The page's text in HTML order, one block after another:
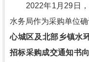
2022年1月29日，
水务局作为采购单位确
心城区及北部乡镇水
招标采购成交通知书